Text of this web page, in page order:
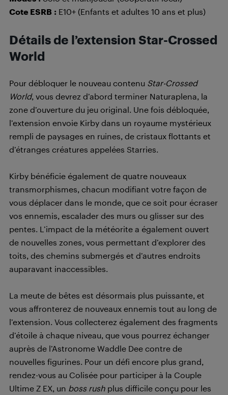
Cote ESRB : E10+ (Enfants et adultes 10 ans et plus)
Détails de l’extension Star-Crossed
World
Pour débloquer le nouveau contenu Star-Crossed
World, vous devrez d’abord terminer Naturaplena, la
zone d’ouverture du jeu original. Une fois débloquée,
l’extension envoie Kirby dans un royaume mystérieux
rempli de paysages en ruines, de cristaux flottants et
d’étranges créatures appelées Starries.
Kirby bénéficie également de quatre nouveaux
transmorphismes, chacun modifiant votre façon de
vous déplacer dans le monde, que ce soit pour écraser
vos ennemis, escalader des murs ou glisser sur des
pentes. L’impact de la météorite a également ouvert
de nouvelles zones, vous permettant d’explorer des
toits, des chemins submergés et d’autres endroits
auparavant inaccessibles.
La meute de bêtes est désormais plus puissante, et
vous affronterez de nouveaux ennemis tout au long de
l’extension. Vous collecterez également des fragments
d’étoile à chaque niveau, que vous pourrez échanger
auprès de l’Astronome Waddle Dee contre de
nouvelles figurines. Pour un défi encore plus grand,
rendez-vous au Colisée pour participer à la Couple
Ultime Z EX, un boss rush plus difficile conçu pour les